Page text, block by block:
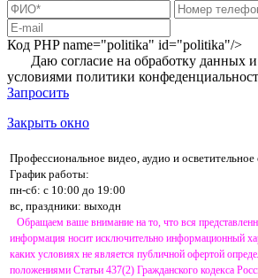
Код PHPname="politika" id="politika"/>
Даю согласие на обработку данных
условиями политики
Запросить
Закрыть окно
Профессиональное видео, аудио и осветительное
График работы:
пн-сб: с 10:00 до 19:00
вс, праздники: выходн
Обращаем ваше внимание на то, что вся
информация носит исключительно информационный
каких условиях не является публичной офертой
положениями Статьи 437(2) Гражданского кодекса